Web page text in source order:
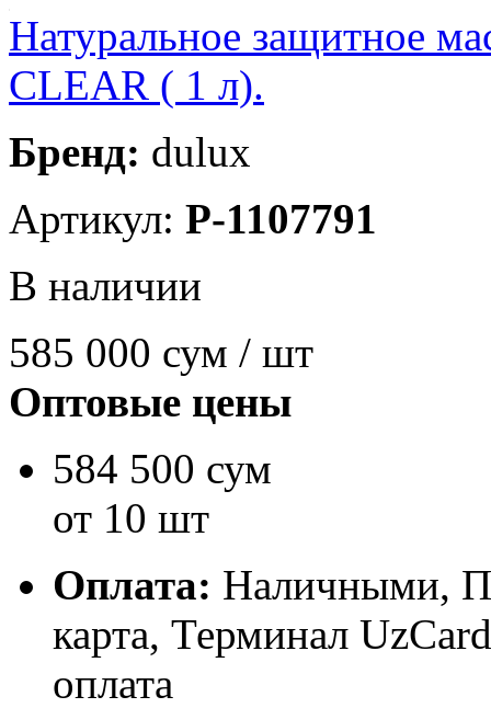
Натуральное защитное
CLEAR ( 1 л).
Бренд: dulux
Артикул: P-1107791
В наличии
585 000 сум / шт
Оптовые цены
584 500 сум
от 10 шт
Оплата: Наличными,
карта, Терминал
оплата